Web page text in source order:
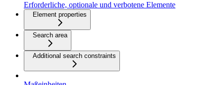
Erforderliche, optionale und verbotene Elemente
Element properties
Search area
Additional search constraints